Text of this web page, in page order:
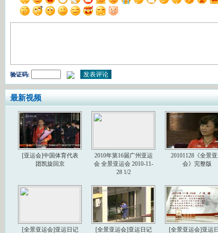
验证码:
最新视频
[亚运会]中国体育代表
团凯旋回京
2010年第16届广州亚运
会 全景亚运会 2010-11-
28 1/2
20101128《全景
会》完整版
[全景亚运会]亚运日记
[全景亚运会]亚运日记
[全景亚运会]亚运